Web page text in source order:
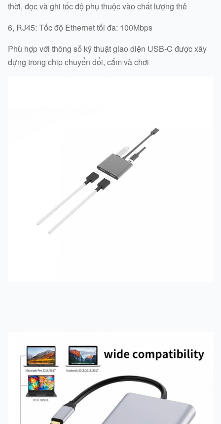
thời, đọc và ghi tốc độ phụ thuộc vào chất lượng thẻ
6, RJ45: Tốc độ Ethernet tối đa: 100Mbps
Phù hợp với thông số kỹ thuật giao diện USB-C được xây
dựng trong chip chuyển đổi, cắm và chơi